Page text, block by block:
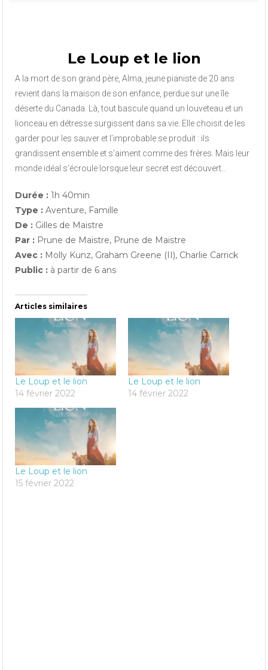
Le Loup et le lion
A la mort de son grand père, Alma, jeune pianiste de 20 ans
revient dans la maison de son enfance, perdue sur une île
déserte du Canada. Là, tout bascule quand un louveteau et un
lionceau en détresse surgissent dans sa vie. Elle choisit de les
garder pour les sauver et l’improbable se produit : ils
grandissent ensemble et s’aiment comme des frères. Mais leur
monde idéal s’écroule lorsque leur secret est découvert…
Durée : 1h 40min
Type : Aventure, Famille
De : Gilles de Maistre
Par : Prune de Maistre, Prune de Maistre
Avec : Molly Kunz, Graham Greene (II), Charlie Carrick
Public : à partir de 6 ans
Articles similaires
Le Loup et le lion
14 février 2022
Le Loup et le lion
14 février 2022
Le Loup et le lion
15 février 2022